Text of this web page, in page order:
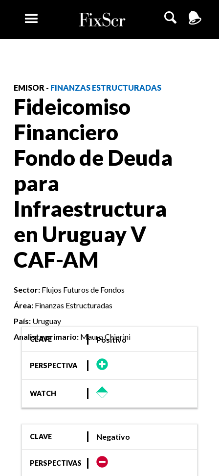
EMISOR - FINANZAS ESTRUCTURADAS
Fideicomiso
Financiero
Fondo de Deuda
para
Infraestructura
en Uruguay V
CAF-AM
Sector: Flujos Futuros de Fondos
Área: Finanzas Estructuradas
País: Uruguay
Analista primario: Mauro Chiarini
CLAVE Positivo
PERSPECTIVA
WATCH
CLAVE Negativo
PERSPECTIVAS